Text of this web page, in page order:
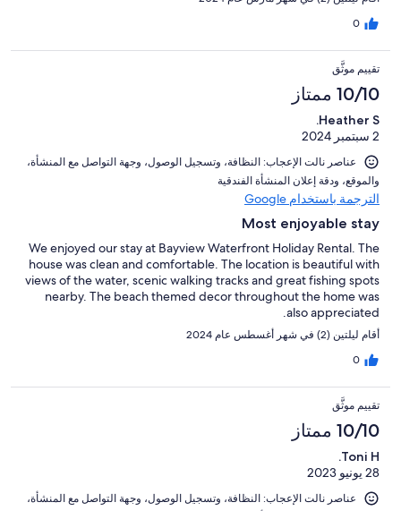
0
تقييم موثَّق
10/10 ممتاز
Heather S.
2 سبتمبر 2024
عناصر نالت الإعجاب: ⁦النظافة⁩، و⁦تسجيل الوصول⁩، و⁦جهة التواصل مع المنشأة⁩،
و⁦الموقع⁩، و⁦دقة إعلان المنشأة الفندقية⁩
الترجمة باستخدام Google
Most enjoyable stay
We enjoyed our stay at Bayview Waterfront Holiday Rental. The
house was clean and comfortable. The location is beautiful with
views of the water, scenic walking tracks and great fishing spots
nearby. The beach themed decor throughout the home was
also appreciated.
أقام ليلتين (2) في شهر أغسطس عام 2024
0
تقييم موثَّق
10/10 ممتاز
Toni H.
28 يونيو 2023
عناصر نالت الإعجاب: ⁦النظافة⁩، و⁦تسجيل الوصول⁩، و⁦جهة التواصل مع المنشأة⁩،